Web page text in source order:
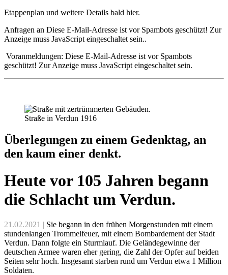
Etappenplan und weitere Details bald hier.
Anfragen an Diese E-Mail-Adresse ist vor Spambots geschützt! Zur
Anzeige muss JavaScript eingeschaltet sein..
Voranmeldungen: Diese E-Mail-Adresse ist vor Spambots
geschützt! Zur Anzeige muss JavaScript eingeschaltet sein.
Straße in Verdun 1916
Überlegungen zu einem Gedenktag, an
den kaum einer denkt.
Heute vor 105 Jahren begann
die Schlacht um Verdun.
21.02.2021 | Sie begann in den frühen Morgenstunden mit einem
stundenlangen Trommelfeuer, mit einem Bombardement der Stadt
Verdun. Dann folgte ein Sturmlauf. Die Geländegewinne der
deutschen Armee waren eher gering, die Zahl der Opfer auf beiden
Seiten sehr hoch. Insgesamt starben rund um Verdun etwa 1 Million
Soldaten.